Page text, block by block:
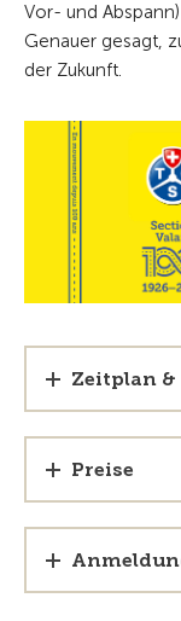
Vor- und
Genauer gesagt,
der Zukunft.
Zeitplan
Preise